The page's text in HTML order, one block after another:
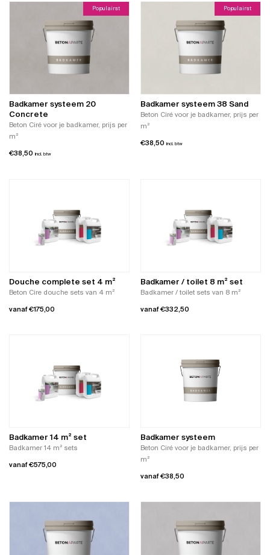
Populairst
Badkamer systeem 20
Concrete
Beton Ciré voor je badkamer, prijs per
m²
€38,50 incl. btw
Populairst
Badkamer systeem 38 Sand
Beton Ciré voor je badkamer, prijs per
m²
€38,50 incl. btw
Douche complete set 4 m²
Beton Cire douche sets van 4 m²
vanaf€175,00
op
productpagina
Badkamer / toilet 8 m² set
Badkamer / toilet sets van 8 m²
vanaf€332,50
op
Badkamer 14 m² set
Badkamer 14 m² sets
vanaf€575,00
Badkamer systeem
Beton Ciré voor je badkamer, prijs per
m²
vanaf€38,50